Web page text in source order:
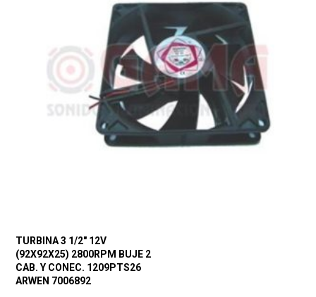
TURBINA 3 1/2″ 12V
(92X92X25) 2800RPM BUJE 2
CAB. Y CONEC. 1209PTS26
ARWEN 7006892